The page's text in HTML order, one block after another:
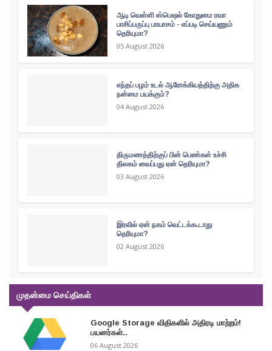
ஆடி வெள்ளி ஸ்பெஷல் கோதுமை ரவா
பாசிப்பருப்பு பாயாசம் - எப்படி செய்யணும்
தெரியுமா?
05 August 2026
எந்தப் பழம் உடல் ஆரோக்கியத்திற்கு அதிக
நன்மை பயக்கும்?
04 August 2026
திருமணத்திற்குப் பின் பெண்கள் உச்சி
திலகம் வைப்பது ஏன் தெரியுமா?
03 August 2026
இரவில் ஏன் நகம் வெட்டக்கூடாது
தெரியுமா?
02 August 2026
முதன்மை செய்திகள்
Google Storage விதிகளில் அதிரடி மாற்றம்!
பயனர்கள்..
06 August 2026